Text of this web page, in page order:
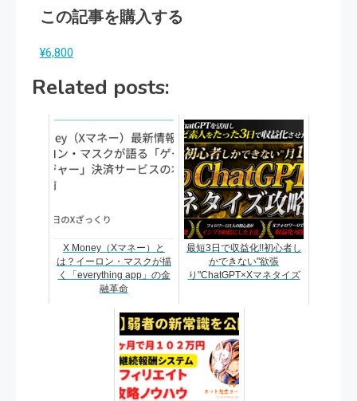
この記事を購入する
¥6,800
Related posts:
X Money（Xマネー）と
は？イーロン・マスクが描
く「everything app」の金
融革命
最短3日で収益化!!初心者し
かできない"欲張
り"ChatGPT×Xマネタイズ